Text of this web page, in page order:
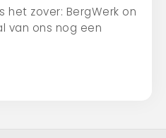
het zover: BergWerk on
van ons nog een